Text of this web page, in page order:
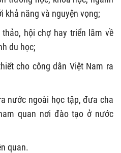
khả năng và nguyện vọng;
hội chợ hay triển lãm về
du học;
cho công dân Việt Nam ra
nước ngoài học tập, đưa cha
quan nơi đào tạo ở nước
quan.